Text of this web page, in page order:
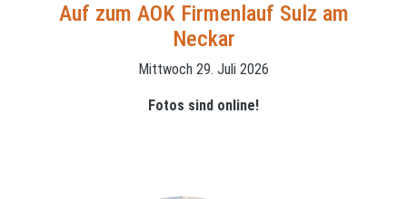
Auf zum AOK Firmenlauf Sulz am
Neckar
Mittwoch 29. Juli 2026
Fotos sind online!